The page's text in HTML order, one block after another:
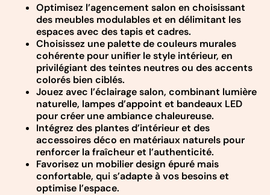
Optimisez l’agencement salon en choisissant
des meubles modulables et en délimitant les
espaces avec des tapis et cadres.
Choisissez une palette de couleurs murales
cohérente pour unifier le style intérieur, en
privilégiant des teintes neutres ou des accents
colorés bien ciblés.
Jouez avec l’éclairage salon, combinant lumière
naturelle, lampes d’appoint et bandeaux LED
pour créer une ambiance chaleureuse.
Intégrez des plantes d’intérieur et des
accessoires déco en matériaux naturels pour
renforcer la fraîcheur et l’authenticité.
Favorisez un mobilier design épuré mais
confortable, qui s’adapte à vos besoins et
optimise l’espace.